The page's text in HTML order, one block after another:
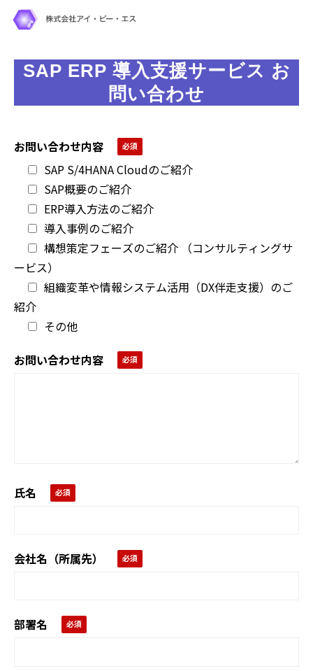
SAP ERP 導入支援サービス お
問い合わせ
お問い合わせ内容
SAP S/4HANA Cloudのご紹介
SAP概要のご紹介
ERP導入方法のご紹介
導入事例のご紹介
構想策定フェーズのご紹介 （コンサルティングサ
ービス）
組織変革や情報システム活用（DX伴走支援）のご
紹介
その他
お問い合わせ内容
氏名
会社名（所属先）
部署名